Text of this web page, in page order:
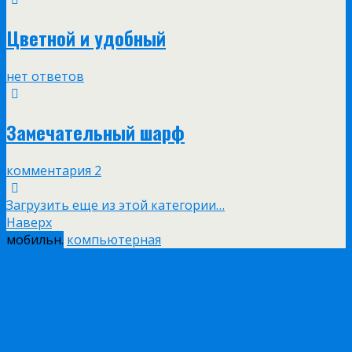
Цветной и удобный
нет ответов
Замечательный шарф
комментария 2
Загрузить еще из этой категории…
Наверх
мобильн. компьютерная